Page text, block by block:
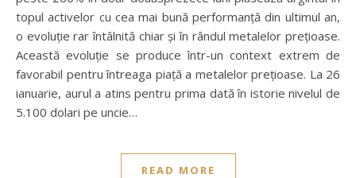
topul activelor cu cea mai bună performanță din ultimul an,
o evoluție rar întâlnită chiar și în rândul metalelor prețioase.
Această evoluție se produce într-un context extrem de
favorabil pentru întreaga piață a metalelor prețioase. La 26
ianuarie, aurul a atins pentru prima dată în istorie nivelul de
5.100 dolari pe uncie…
READ MORE